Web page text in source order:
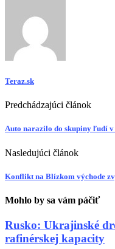
Teraz.sk
Predchádzajúci článok
Auto narazilo do skupiny ľudí v
Nasledujúci článok
Konflikt na Blízkom východe
Mohlo by sa vám páčiť
Rusko: Ukrajinské
rafinérskej kapacity